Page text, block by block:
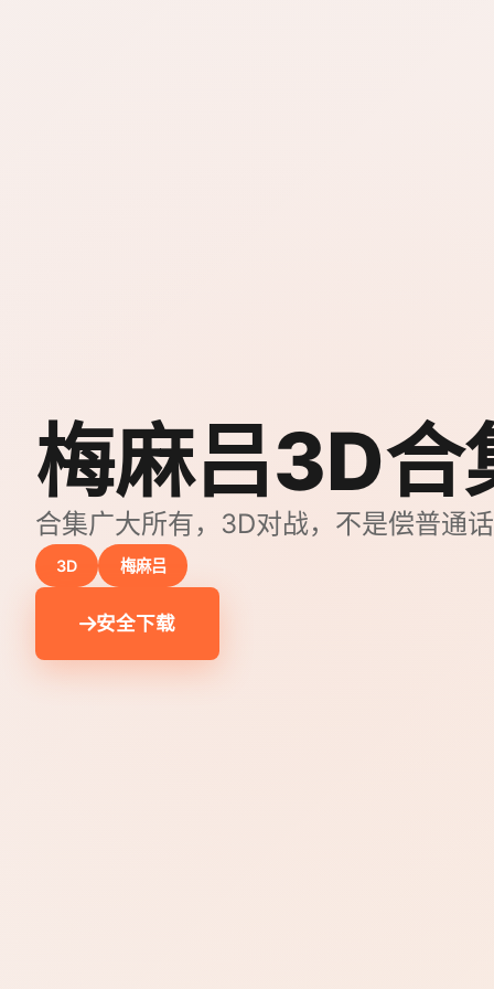
梅麻吕3D合
合集广大所有，3D对战，不是偿普通
3D 梅麻吕
安全下载